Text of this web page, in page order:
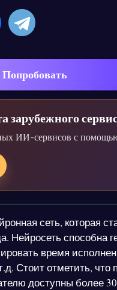
Попробовать
зарубежного
ИИ-сервисов с
сеть, которая
Нейросеть способна
время
Стоит отметить,
доступны более